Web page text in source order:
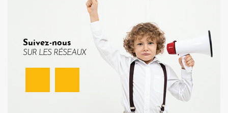
Suivez-nous
SUR LES RÉSEAUX